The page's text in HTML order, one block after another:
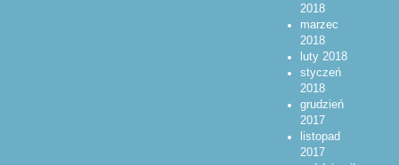
2018
marzec
2018
luty 2018
styczeń
2018
grudzień
2017
listopad
2017